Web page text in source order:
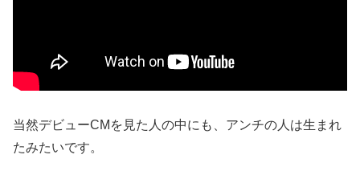
当然デビューCMを見た人の中にも、アンチの人は生まれ
たみたいです。